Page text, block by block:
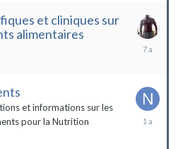
et cliniques sur
alimentaires
18
et informations sur les
pour la Nutrition